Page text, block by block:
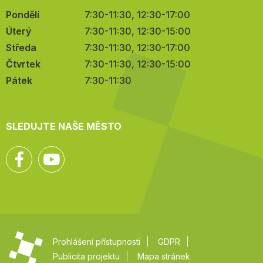
Pondělí
7:30-11:30, 12:30-17:00
Úterý
7:30-11:30, 12:30-15:00
Středa
7:30-11:30, 12:30-17:00
Čtvrtek
7:30-11:30, 12:30-15:00
Pátek
7:30-11:30
SLEDUJTE NAŠE MĚSTO
Facebook
Prohlášení přístupnosti
GDPR
Publicita projektu
Mapa stránek